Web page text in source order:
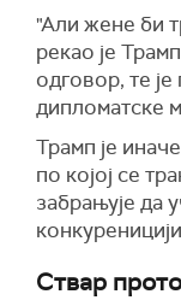
"Али жене би
рекао је
одговор, те
дипломатске
Трамп је
по којој се
забрањује да
Ствар